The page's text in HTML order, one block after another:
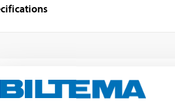
working pressure